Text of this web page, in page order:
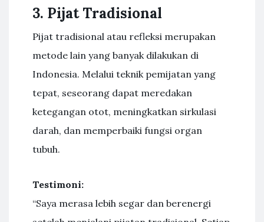
3. Pijat Tradisional
Pijat tradisional atau refleksi merupakan
metode lain yang banyak dilakukan di
Indonesia. Melalui teknik pemijatan yang
tepat, seseorang dapat meredakan
ketegangan otot, meningkatkan sirkulasi
darah, dan memperbaiki fungsi organ
tubuh.
Testimoni:
“Saya merasa lebih segar dan berenergi